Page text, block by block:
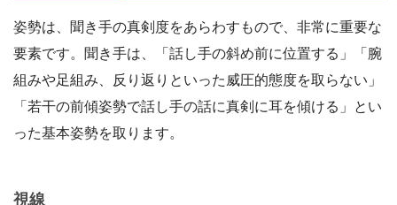
姿勢は、聞き手の真剣度をあらわすもので、非常に重要な
要素です。聞き手は、「話し手の斜め前に位置する」「腕
組みや足組み、反り返りといった威圧的態度を取らない」
「若干の前傾姿勢で話し手の話に真剣に耳を傾ける」とい
った基本姿勢を取ります。
視線